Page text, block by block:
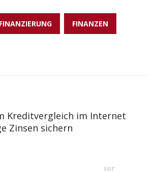
FINANZEN
Kreditvergleich im Internet
Zinsen sichern
vor